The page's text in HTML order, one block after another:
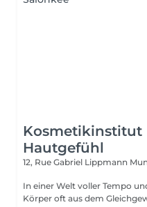
Kosmetikinstitut
Hautgefühl
12, Rue Gabriel Lippmann
In einer Welt voller Tempo
Körper oft aus dem